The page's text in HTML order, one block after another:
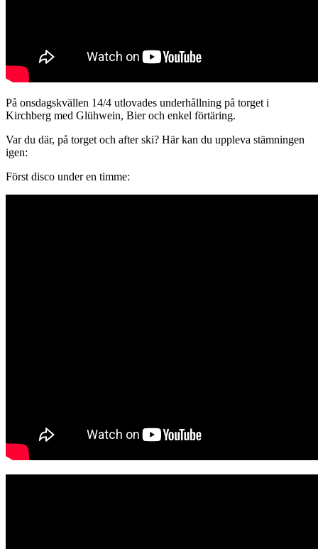
På onsdagskvällen 14/4 utlovades underhållning på torget i
Kirchberg med Glühwein, Bier och enkel förtäring.
Var du där, på torget och after ski? Här kan du uppleva stämningen
igen:
Först disco under en timme: